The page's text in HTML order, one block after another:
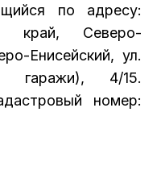
по адресу:
край, Северо-
Енисейский, ул.
гаражи), 4/15.
номер: